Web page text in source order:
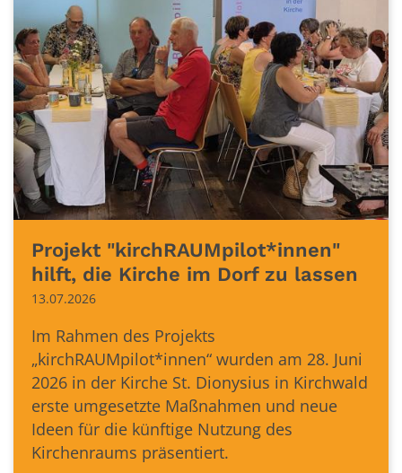
Projekt "kirchRAUMpilot*innen"
hilft, die Kirche im Dorf zu lassen
13.07.2026
Im Rahmen des Projekts
„kirchRAUMpilot*innen“ wurden am 28. Juni
2026 in der Kirche St. Dionysius in Kirchwald
erste umgesetzte Maßnahmen und neue
Ideen für die künftige Nutzung des
Kirchenraums präsentiert.